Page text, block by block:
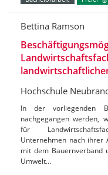
Bettina Ramson
Hochschule
In der vorliegenden
nachgegangen werden,
für
Unternehmen nach ihrer
mit dem Bauernverband
Umwelt…